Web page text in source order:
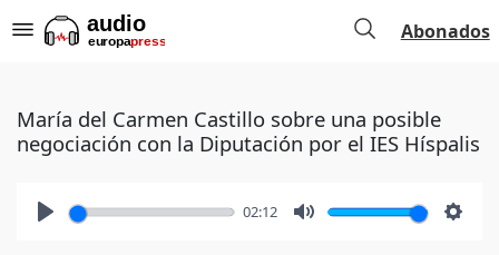
Abonados
María del Carmen Castillo sobre una posible
negociación con la Diputación por el IES Híspalis
02:12